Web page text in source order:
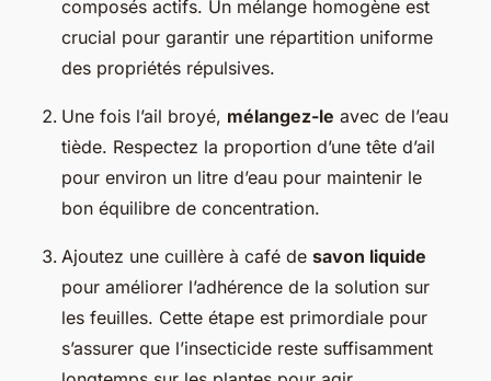
composés actifs. Un mélange homogène est
crucial pour garantir une répartition uniforme
des propriétés répulsives.
Une fois l’ail broyé, mélangez-le avec de l’eau
tiède. Respectez la proportion d’une tête d’ail
pour environ un litre d’eau pour maintenir le
bon équilibre de concentration.
Ajoutez une cuillère à café de savon liquide
pour améliorer l’adhérence de la solution sur
les feuilles. Cette étape est primordiale pour
s’assurer que l’insecticide reste suffisamment